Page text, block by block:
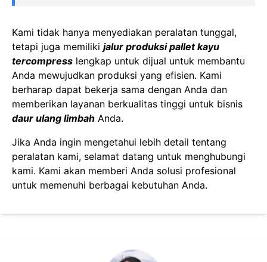
Kami tidak hanya menyediakan peralatan tunggal,
tetapi juga memiliki jalur produksi pallet kayu
tercompress lengkap untuk dijual untuk membantu
Anda mewujudkan produksi yang efisien. Kami
berharap dapat bekerja sama dengan Anda dan
memberikan layanan berkualitas tinggi untuk bisnis
daur ulang limbah Anda.
Jika Anda ingin mengetahui lebih detail tentang
peralatan kami, selamat datang untuk menghubungi
kami. Kami akan memberi Anda solusi profesional
untuk memenuhi berbagai kebutuhan Anda.